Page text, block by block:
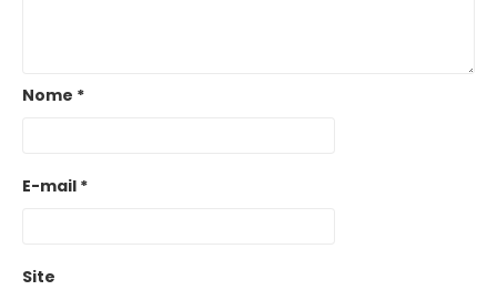
Nome *
E-mail *
Site